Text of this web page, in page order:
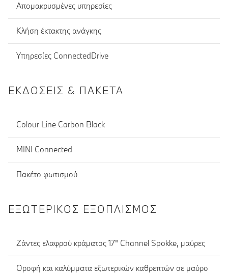
Απομακρυσμένες υπηρεσίες
Κλήση έκτακτης ανάγκης
Υπηρεσίες ConnectedDrive
ΕΚΔΌΣΕΙΣ & ΠΑΚΈΤΑ
Colour Line Carbon Black
MINI Connected
Πακέτο φωτισμού
ΕΞΩΤΕΡΙΚΌΣ ΕΞΟΠΛΙΣΜΌΣ
Ζάντες ελαφρού κράματος 17" Channel Spokke, μαύρες
Οροφή και καλύμματα εξωτερικών καθρεπτών σε μαύρο